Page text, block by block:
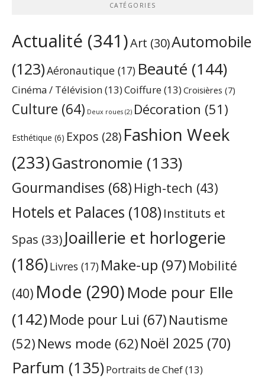
CATÉGORIES
Actualité (341)Art (30)Automobile
(123)Aéronautique (17) Beauté (144)
Cinéma / Télévision(13)Coiffure(13) Croisières (7)
Culture (64) Deux roues (2) Décoration (51)
Esthétique (6) Expos (28) Fashion Week
(233)Gastronomie (133)
Gourmandises (68) High-tech (43)
Hotels et Palaces (108) Instituts et
Spas (33) Joaillerie et horlogerie
(186)Livres (17) Make-up (97) Mobilité
(40) Mode (290)Mode pour Elle
(142)Mode pour Lui (67) Nautisme
(52) News mode (62)Noël 2025 (70)
Parfum (135)Portraits de Chef(13)